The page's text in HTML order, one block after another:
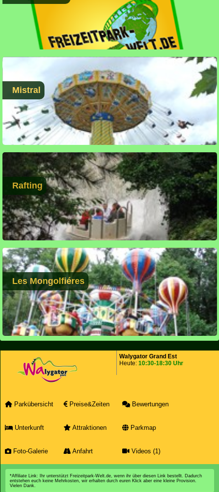
Mistral
Rafting
Les Mongolfiéres
Walygator Grand Est
Heute: 10:30-18:30 Uhr
Parkübersicht Preise&Zeiten Bewertungen
Unterkunft Attraktionen Parkmap
Foto-Galerie Anfahrt Videos (1)
*Affiliate Link: Ihr unterstützt Freizeitpark-Welt.de, wenn ihr über diesen Link bestellt. Dadurch
entstehen euch keine Mehrkosten, wir erhalten durch euren Klick aber eine kleine Provision.
Vielen Dank.